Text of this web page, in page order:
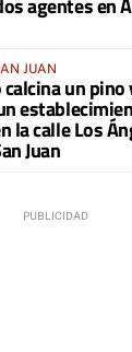
agentes en
JUAN
un pino
la calle Los
Juan